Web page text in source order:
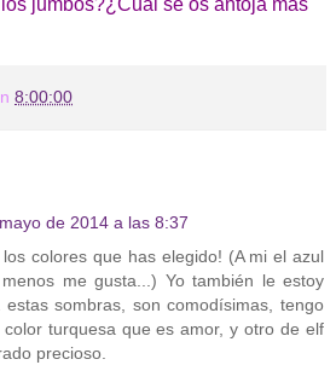
8:00:00
de 2014 a las 8:37
los colores que has elegido! (A mi el azul
me gusta...) Yo también le estoy
sombras, son comodísimas, tengo
turquesa que es amor, y otro de elf
precioso.